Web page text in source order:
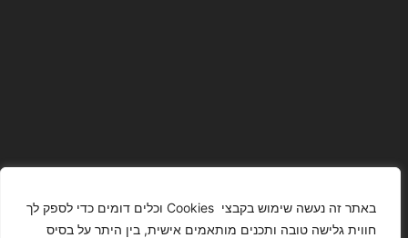
באתר זה נעשה שימוש בקבצי Cookies וכלים דומים כדי לספק לך
חווית גלישה טובה ותכנים מותאמים אישית, בין היתר על בסיס